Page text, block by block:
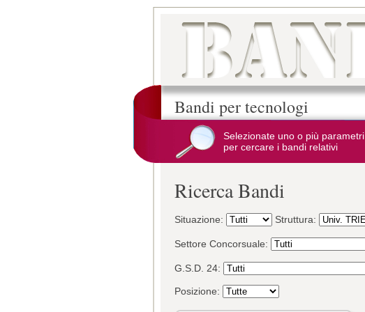
Bandi per tecnologi
Selezionate uno o più parametri
per cercare i bandi relativi
Ricerca Bandi
Situazione: Struttura:
Settore Concorsuale:
G.S.D. 24:
Posizione: